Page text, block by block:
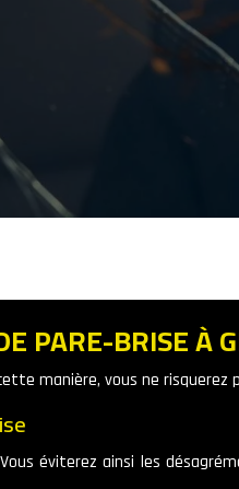
PARE-BRISE À
manière, vous ne
éviterez ainsi les